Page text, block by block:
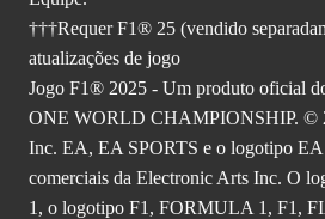
†††Requer F1® 25 (vendido
atualizações de jogo
Jogo F1® 2025 - Um produto oficial
ONE WORLD CHAMPIONSHIP. ©
Inc. EA, EA SPORTS e o logotipo EA
comerciais da Electronic Arts Inc. O
1, o logotipo F1, FORMULA 1, F1,